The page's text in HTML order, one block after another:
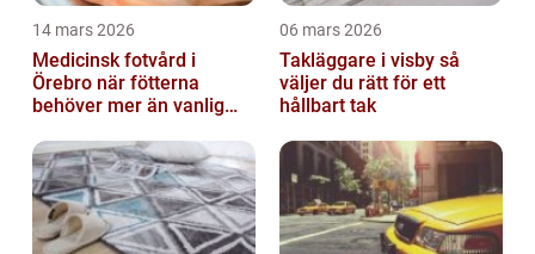
14 mars 2026
Medicinsk fotvård i
Örebro när fötterna
behöver mer än vanlig
06 mars 2026
Takläggare i visby så
väljer du rätt för ett
hållbart tak